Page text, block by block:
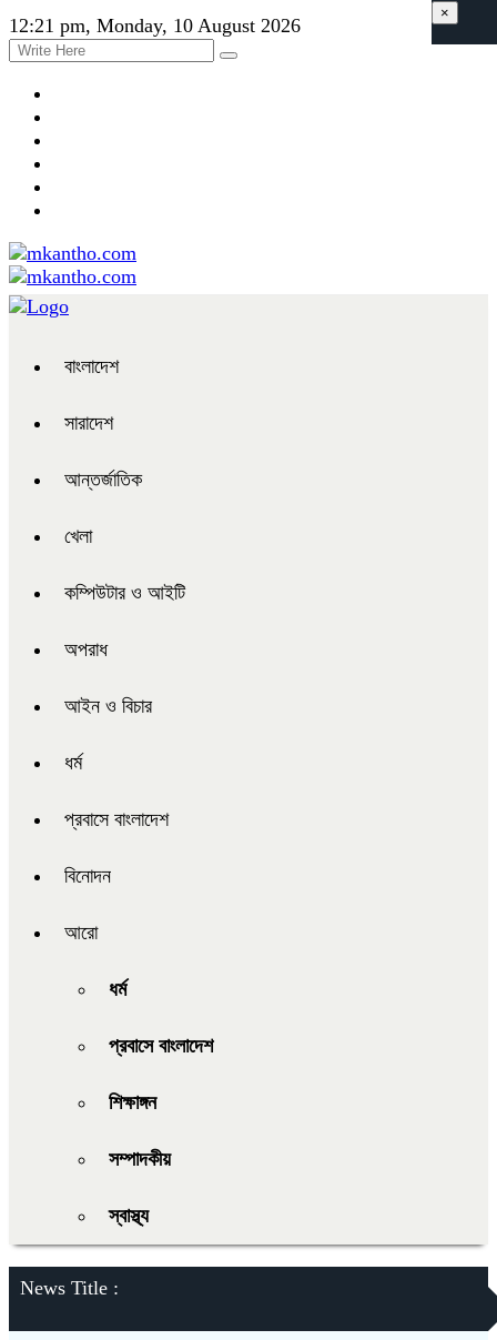
12:21 pm, Monday, 10 August 2026
বাংলাদেশ
সারাদেশ
আন্তর্জাতিক
খেলা
কম্পিউটার ও আইটি
অপরাধ
আইন ও বিচার
ধর্ম
প্রবাসে বাংলাদেশ
বিনোদন
আরো
ধর্ম
প্রবাসে বাংলাদেশ
শিক্ষাঙ্গন
সম্পাদকীয়
স্বাস্থ্য
News Title :
×